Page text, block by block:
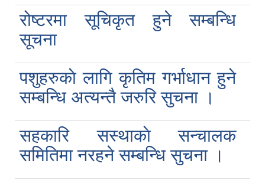
रोष्टरमा सूचिकृत हुने सम्बन्धि
सूचना
पशुहरुकाे लागि कृतिम गर्भाधान हुने
सम्बन्धि अत्यन्तै जरुरि सुचना ।
सहकारि सस्थाकाे सन्चालक
समितिमा नरहने सम्बन्धि सुचना ।